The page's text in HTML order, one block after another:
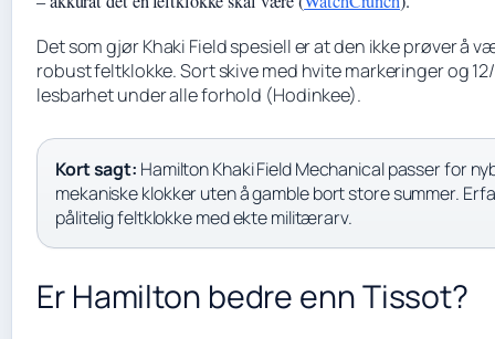
Det som gjør Khaki Field spesiell er at den ikke prøver å
robust feltklokke. Sort skive med hvite markeringer og
lesbarhet under alle forhold (Hodinkee).
Kort sagt: Hamilton Khaki Field Mechanical passer for
mekaniske klokker uten å gamble bort store summer.
pålitelig feltklokke med ekte militærarv.
Er Hamilton bedre enn Tissot?